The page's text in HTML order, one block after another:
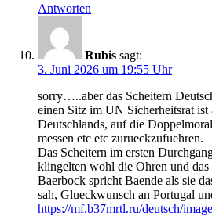
Antworten
Rubis sagt:
3. Juni 2026 um 19:55 Uhr
sorry…..aber das Scheitern
einen Sitz im UN Sicherheitsrat ist
Deutschlands, auf die
messen etc etc zurueckzufuehren.
Das Scheitern im ersten
klingelten wohl die Ohren und
Baerbock spricht Baende als sie
sah, Glueckwunsch an Portugal
https://mf.b37mrtl.ru/deutsch/